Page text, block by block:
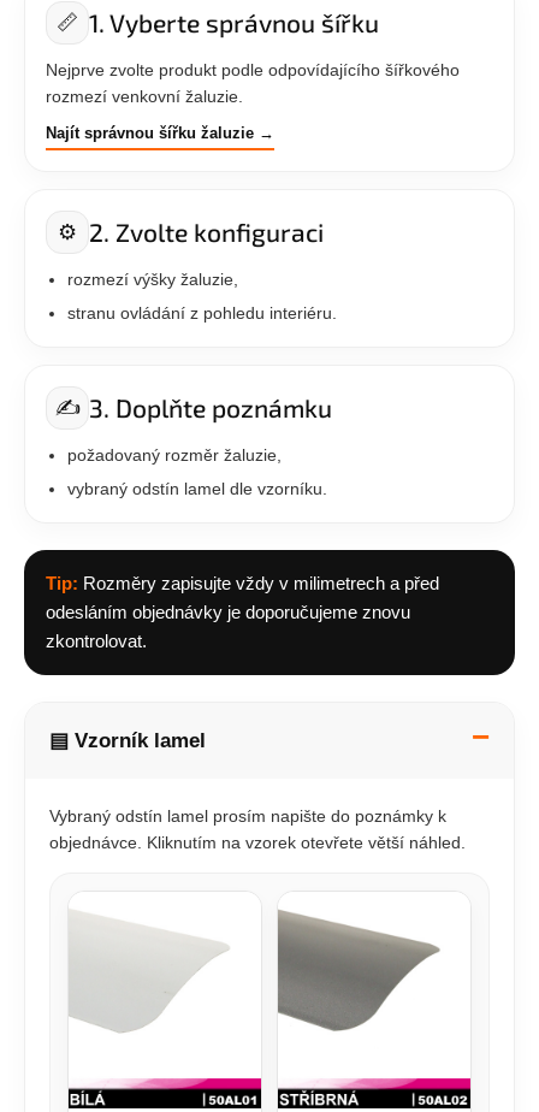
📏 1. Vyberte správnou šířku
Nejprve zvolte produkt podle odpovídajícího šířkového
rozmezí venkovní žaluzie.
Najít správnou šířku žaluzie →
⚙️ 2. Zvolte konfiguraci
rozmezí výšky žaluzie,
stranu ovládání z pohledu interiéru.
✍️ 3. Doplňte poznámku
požadovaný rozměr žaluzie,
vybraný odstín lamel dle vzorníku.
Tip: Rozměry zapisujte vždy v milimetrech a před
odesláním objednávky je doporučujeme znovu
zkontrolovat.
▤ Vzorník lamel
Vybraný odstín lamel prosím napište do poznámky k
objednávce. Kliknutím na vzorek otevřete větší náhled.